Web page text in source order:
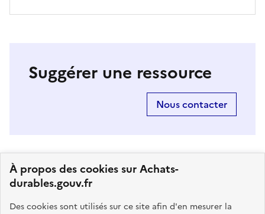
À propos des cookies sur Achats-
durables.gouv.fr
Des cookies sont utilisés sur ce site afin d'en mesurer la
Suggérer une ressource
Nous contacter
GOUVERNEMENT